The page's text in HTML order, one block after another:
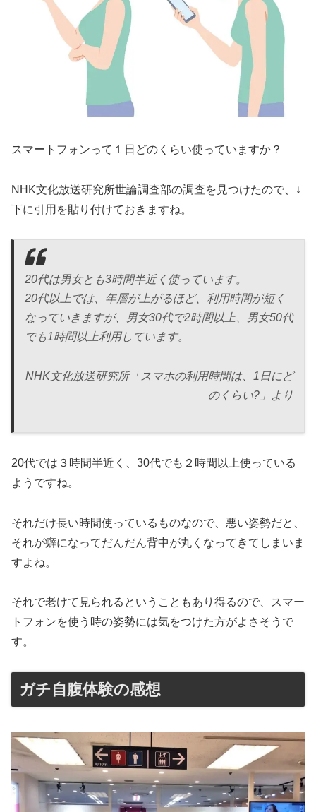
スマートフォンって１日どのくらい使っていますか？
NHK文化放送研究所世論調査部の調査を見つけたので、↓
下に引用を貼り付けておきますね。
20代は男女とも3時間半近く使っています。
20代以上では、年層が上がるほど、利用時間が短く
なっていきますが、男女30代で2時間以上、男女50代
でも1時間以上利用しています。
NHK文化放送研究所「スマホの利用時間は、1日にど
のくらい?」より
20代では３時間半近く、30代でも２時間以上使っている
ようですね。
それだけ長い時間使っているものなので、悪い姿勢だと、
それが癖になってだんだん背中が丸くなってきてしまいま
すよね。
それで老けて見られるということもあり得るので、スマー
トフォンを使う時の姿勢には気をつけた方がよさそうで
す。
ガチ自腹体験の感想